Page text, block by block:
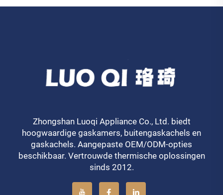
Zhongshan Luoqi Appliance Co., Ltd. biedt
hoogwaardige gaskamers, buitengaskachels en
gaskachels. Aangepaste OEM/ODM-opties
beschikbaar. Vertrouwde thermische oplossingen
sinds 2012.